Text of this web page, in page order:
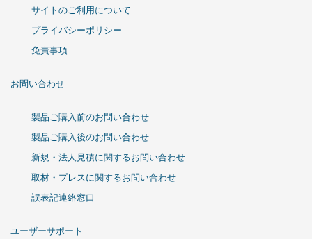
サイトのご利用について
プライバシーポリシー
免責事項
お問い合わせ
製品ご購入前のお問い合わせ
製品ご購入後のお問い合わせ
新規・法人見積に関するお問い合わせ
取材・プレスに関するお問い合わせ
誤表記連絡窓口
ユーザーサポート